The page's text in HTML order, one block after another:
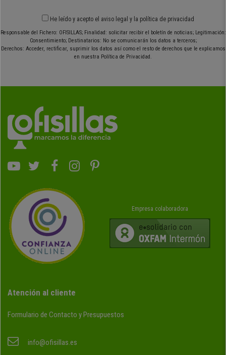
He leído y acepto el aviso legal y la política de privacidad
Responsable del Fichero: OFISILLAS; Finalidad: solicitar recibir el boletín de noticias; Legitimación:
Consentimiento; Destinatarios: No se comunicarán los datos a terceros;
Derechos: Acceder, rectificar, suprimir los datos así como el resto de derechos que le explicamos
en nuestra Política de Privacidad.
Empresa colaboradora
Atención al cliente
Formulario de Contacto y Presupuestos
info@ofisillas.es